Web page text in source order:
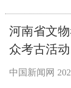
河南省文
众考古活动
中国新闻网